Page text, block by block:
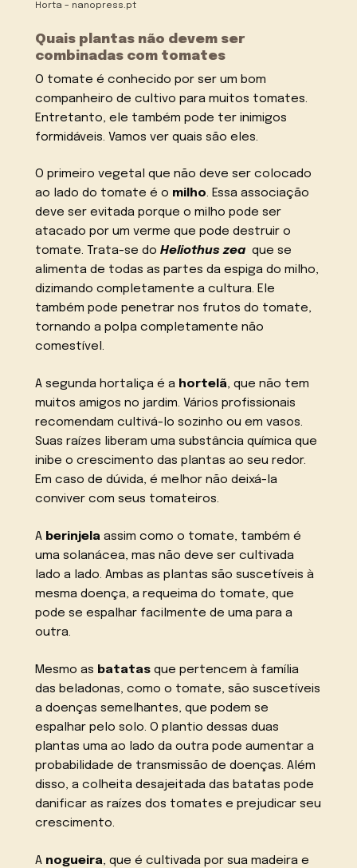
Horta – nanopress.pt
Quais plantas não devem ser
combinadas com tomates
O tomate é conhecido por ser um bom
companheiro de cultivo para muitos tomates.
Entretanto, ele também pode ter inimigos
formidáveis. Vamos ver quais são eles.
O primeiro vegetal que não deve ser colocado
ao lado do tomate é o milho. Essa associação
deve ser evitada porque o milho pode ser
atacado por um verme que pode destruir o
tomate. Trata-se doHeliothus zea que se
alimenta de todas as partes da espiga do milho,
dizimando completamente a cultura. Ele
também pode penetrar nos frutos do tomate,
tornando a polpa completamente não
comestível.
A segunda hortaliça é a hortelã, que não tem
muitos amigos no jardim. Vários profissionais
recomendam cultivá-lo sozinho ou em vasos.
Suas raízes liberam uma substância química que
inibe o crescimento das plantas ao seu redor.
Em caso de dúvida, é melhor não deixá-la
conviver com seus tomateiros.
A berinjela assim como o tomate, também é
uma solanácea, mas não deve ser cultivada
lado a lado. Ambas as plantas são suscetíveis à
mesma doença, a requeima do tomate, que
pode se espalhar facilmente de uma para a
outra.
Mesmo as batatas que pertencem à família
das beladonas, como o tomate, são suscetíveis
a doenças semelhantes, que podem se
espalhar pelo solo. O plantio dessas duas
plantas uma ao lado da outra pode aumentar a
probabilidade de transmissão de doenças. Além
disso, a colheita desajeitada das batatas pode
danificar as raízes dos tomates e prejudicar seu
crescimento.
A nogueira, que é cultivada por sua madeira e